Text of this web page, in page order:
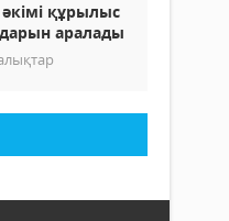
құрылыс
аралады